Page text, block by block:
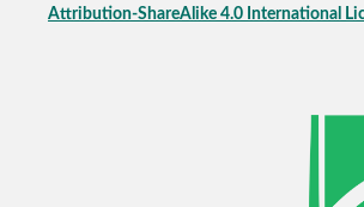
Attribution-ShareAlike 4.0 International